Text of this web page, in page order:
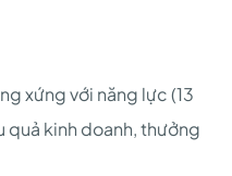
xứng với năng lực (13
kinh doanh, thưởng